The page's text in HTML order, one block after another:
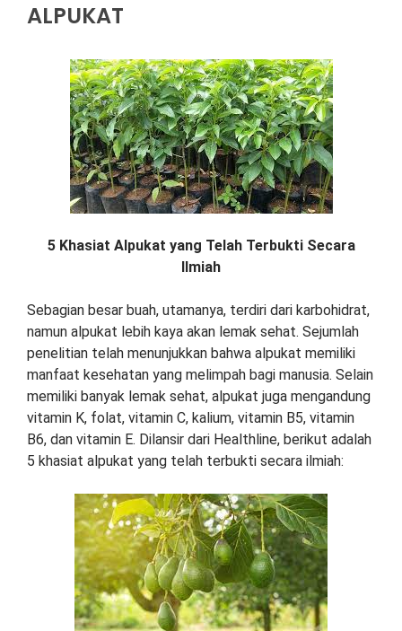
ALPUKAT
5 Khasiat Alpukat yang Telah Terbukti Secara
Ilmiah
Sebagian besar buah, utamanya, terdiri dari karbohidrat,
namun alpukat lebih kaya akan lemak sehat. Sejumlah
penelitian telah menunjukkan bahwa alpukat memiliki
manfaat kesehatan yang melimpah bagi manusia. Selain
memiliki banyak lemak sehat, alpukat juga mengandung
vitamin K, folat, vitamin C, kalium, vitamin B5, vitamin
B6, dan vitamin E. Dilansir dari Healthline, berikut adalah
5 khasiat alpukat yang telah terbukti secara ilmiah: